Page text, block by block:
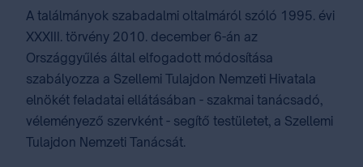
A találmányok szabadalmi oltalmáról szóló 1995. évi
XXXIII. törvény 2010. december 6-án az
Országgyűlés által elfogadott módosítása
szabályozza a Szellemi Tulajdon Nemzeti Hivatala
elnökét feladatai ellátásában - szakmai tanácsadó,
véleményező szervként - segítő testületet, a Szellemi
Tulajdon Nemzeti Tanácsát.